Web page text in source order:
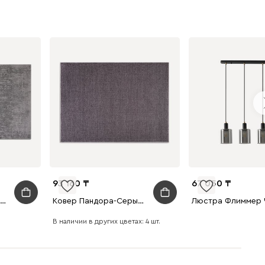
Ковер Делайт Серый 160x230
93 160
Ковер Пандора-Серый 160x230
В наличии в других цветах: 4 шт.
67 050